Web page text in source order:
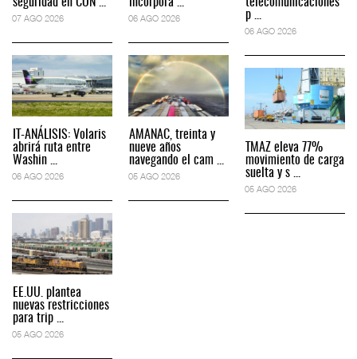
07 AGO 2026
IT-ANÁLISIS: Volaris
abrirá ruta entre
Washin ...
06 AGO 2026
EE.UU. plantea
nuevas restricciones
para trip ...
05 AGO 2026
06 AGO 2026
AMANAC, treinta y
nueve años
navegando el cam ...
05 AGO 2026
p ...
06 AGO 2026
TMAZ eleva 77%
movimiento de carga
suelta y s ...
05 AGO 2026